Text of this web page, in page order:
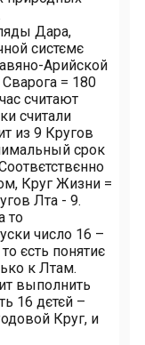
Дара,
систємє
Арийской
Сварога = 180
считают
считали
из 9 Кругов
срок
Круг Жизни =
Лѣта - 9.
то
число 16 –
єсть понятиє
к Лѣтам.
выполнить
16 дєтєй –
Круг, и